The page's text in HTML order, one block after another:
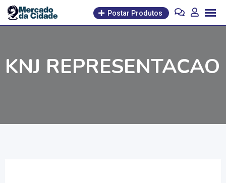
Pular
para
Postar Produtos
KNJ REPRESENTACAO